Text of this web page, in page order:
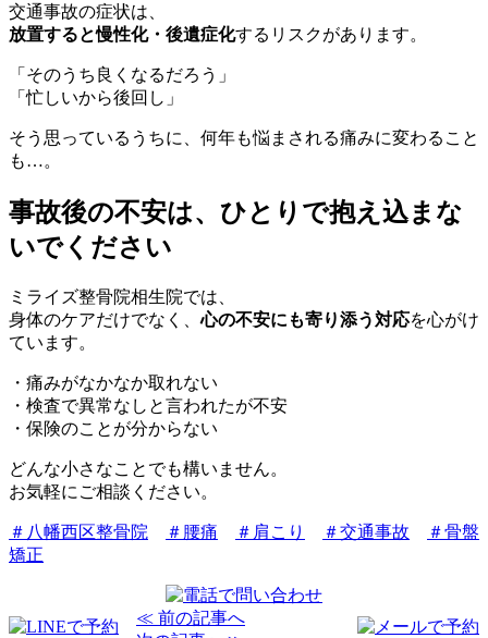
交通事故の症状は、
放置すると慢性化・後遺症化するリスクがあります。
「そのうち良くなるだろう」
「忙しいから後回し」
そう思っているうちに、何年も悩まされる痛みに変わること
も…。
事故後の不安は、ひとりで抱え込まな
いでください
ミライズ整骨院相生院では、
身体のケアだけでなく、心の不安にも寄り添う対応を心がけ
ています。
・痛みがなかなか取れない
・検査で異常なしと言われたが不安
・保険のことが分からない
どんな小さなことでも構いません。
お気軽にご相談ください。
＃八幡西区整骨院 ＃腰痛 ＃肩こり ＃交通事故
＃骨盤
矯正
≪ 前の記事へ